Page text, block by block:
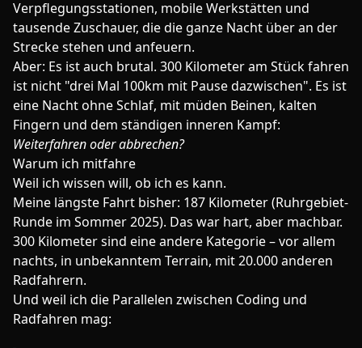
Verpflegungsstationen, mobile Werkstätten und
tausende Zuschauer, die die ganze Nacht über an der
Strecke stehen und anfeuern.
Aber: Es ist auch brutal. 300 Kilometer am Stück fahren
ist nicht "drei Mal 100km mit Pause dazwischen". Es ist
eine Nacht ohne Schlaf, mit müden Beinen, kalten
Fingern und dem ständigen inneren Kampf:
Weiterfahren oder abbrechen?
Warum ich mitfahre
Weil ich wissen will, ob ich es kann.
Meine längste Fahrt bisher: 187 Kilometer (Ruhrgebiet-
Runde im Sommer 2025). Das war hart, aber machbar.
300 Kilometer sind eine andere Kategorie – vor allem
nachts, in unbekanntem Terrain, mit 20.000 anderen
Radfahrern.
Und weil ich die Parallelen zwischen Coding und
Radfahren mag: